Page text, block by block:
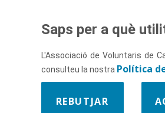
Saps per a què
L'Associació de Voluntaris de
consulteu la nostra Política
REBUTJAR